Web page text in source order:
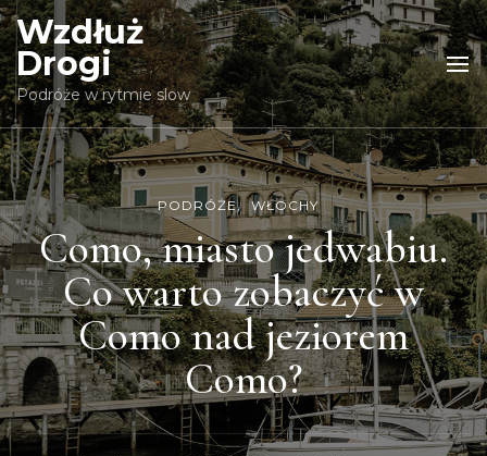
Wzdłuż
Drogi
Podróże w rytmie slow
PODRÓŻE WŁOCHY
Como, miasto jedwabiu.
Co warto zobaczyć w
Como nad jeziorem
Como?